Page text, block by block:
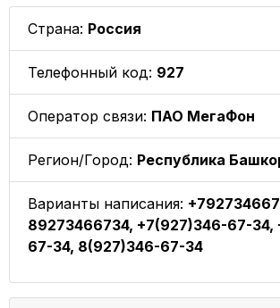
Страна: Россия
Телефонный код: 927
Оператор связи: ПАО МегаФон
Регион/Город: Республика
Варианты написания:
89273466734, +7(927)346-67-34,
67-34, 8(927)346-67-34